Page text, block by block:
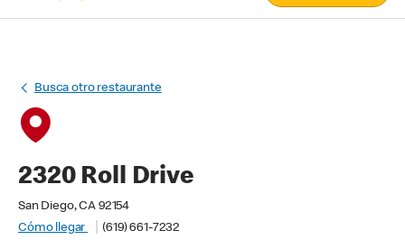
Busca otro restaurante
2320 Roll Drive
San Diego, CA 92154
Cómo llegar
(619) 661-7232